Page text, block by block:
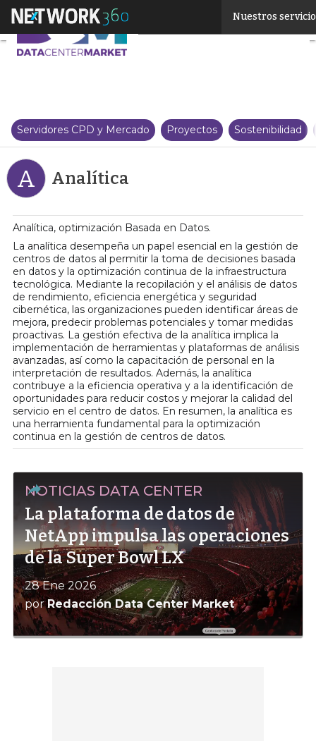
Nuestros
Servidores CPD y Mercado Proyectos Sostenibilidad
A Analítica
Analítica, optimización Basada en Datos.
La analítica desempeña un papel esencial en la gestión de
centros de datos al permitir la toma de decisiones basada
en datos y la optimización continua de la infraestructura
tecnológica. Mediante la recopilación y el análisis de datos
de rendimiento, eficiencia energética y seguridad
cibernética, las organizaciones pueden identificar áreas de
mejora, predecir problemas potenciales y tomar medidas
proactivas. La gestión efectiva de la analítica implica la
implementación de herramientas y plataformas de análisis
avanzadas, así como la capacitación de personal en la
interpretación de resultados. Además, la analítica
contribuye a la eficiencia operativa y a la identificación de
oportunidades para reducir costos y mejorar la calidad del
servicio en el centro de datos. En resumen, la analítica es
una herramienta fundamental para la optimización
continua en la gestión de centros de datos.
NOTICIAS DATA CENTER
La plataforma de datos de
NetApp impulsa las operaciones
de la Super Bowl LX
28 Ene 2026
porRedacción Data Center Market